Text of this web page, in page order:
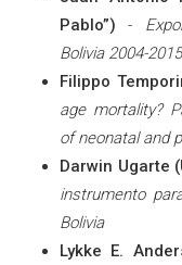
Pablo”) -
Bolivia 2004-2015
Filippo
age mortality?
of neonatal and
Darwin Ugarte
instrumento
Bolivia
Lykke E.